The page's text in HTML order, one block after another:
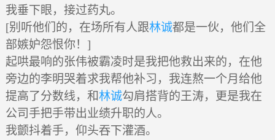
我垂下眼，接过药丸。
[别听他们的，在场所有人跟林诚都是一伙，他们全
部嫉妒怨恨你！]
起哄最响的张伟被霸凌时是我把他救出来的，在他
旁边的李明哭着求我帮他补习，我连熬一个月给他
提高了分数线，和林诚勾肩搭背的王涛，更是我在
公司手把手带出业绩升职的人。
我颤抖着手，仰头吞下灌酒。